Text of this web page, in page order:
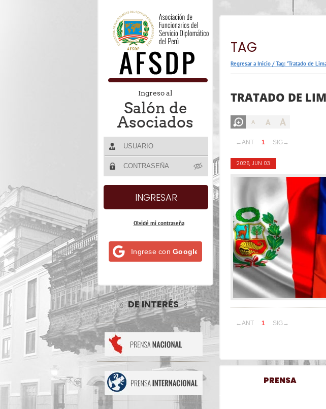
Ingreso al
Salón de
Asociados
Olvidé mi contraseña
Ingrese con Google
DE INTERÉS
TAG
Regresar a Inicio /Tag: "Tratado de
TRATADO DE
A A A
←ANT 1 SIG→
2026, JUN 03
←ANT 1 SIG→
PRENSA